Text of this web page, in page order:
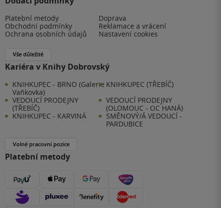
Platební metody
Doprava
Obchodní podmínky
Reklamace a vrácení
Ochrana osobních údajů
Nastavení cookies
Vše důležité
Kariéra v Knihy Dobrovský
KNIHKUPEC - BRNO (Galerie
Vaňkovka)
KNIHKUPEC (TŘEBÍČ)
VEDOUCÍ PRODEJNY
(TŘEBÍČ)
VEDOUCÍ PRODEJNY
(OLOMOUC - OC HANÁ)
KNIHKUPEC - KARVINÁ
SMĚNOVÝ/Á VEDOUCÍ -
PARDUBICE
Volné pracovní pozice
Platební metody